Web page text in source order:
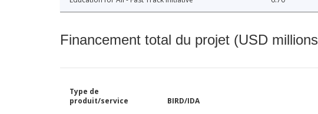
Financement total du projet (USD
Type de
produit/service
BIRD/IDA